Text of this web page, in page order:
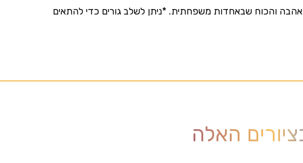
והכוח שבאחדות משפחתית. *ניתן לשלב גורים כדי להתאים
האלה